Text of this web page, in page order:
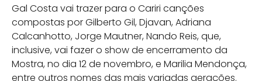
Gal Costa vai trazer para o Cariri canções
compostas por Gilberto Gil, Djavan, Adriana
Calcanhotto, Jorge Mautner, Nando Reis, que,
inclusive, vai fazer o show de encerramento da
Mostra, no dia 12 de novembro, e Marilia Mendonça,
entre outros nomes das mais variadas gerações.